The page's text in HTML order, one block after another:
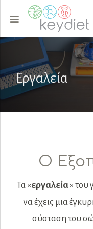
Εργαλεία
Ο
Τα «εργαλεία» του
να έχεις μια
σύσταση του